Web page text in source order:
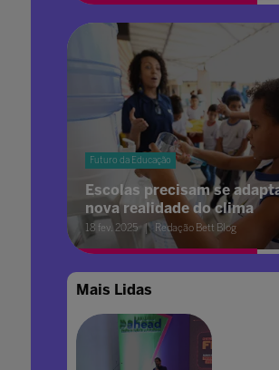
Futuro da Educação
Escolas precisam se
nova realidade do clima
18 fev. 2025 Redação Bett Blog
Mais Lidas